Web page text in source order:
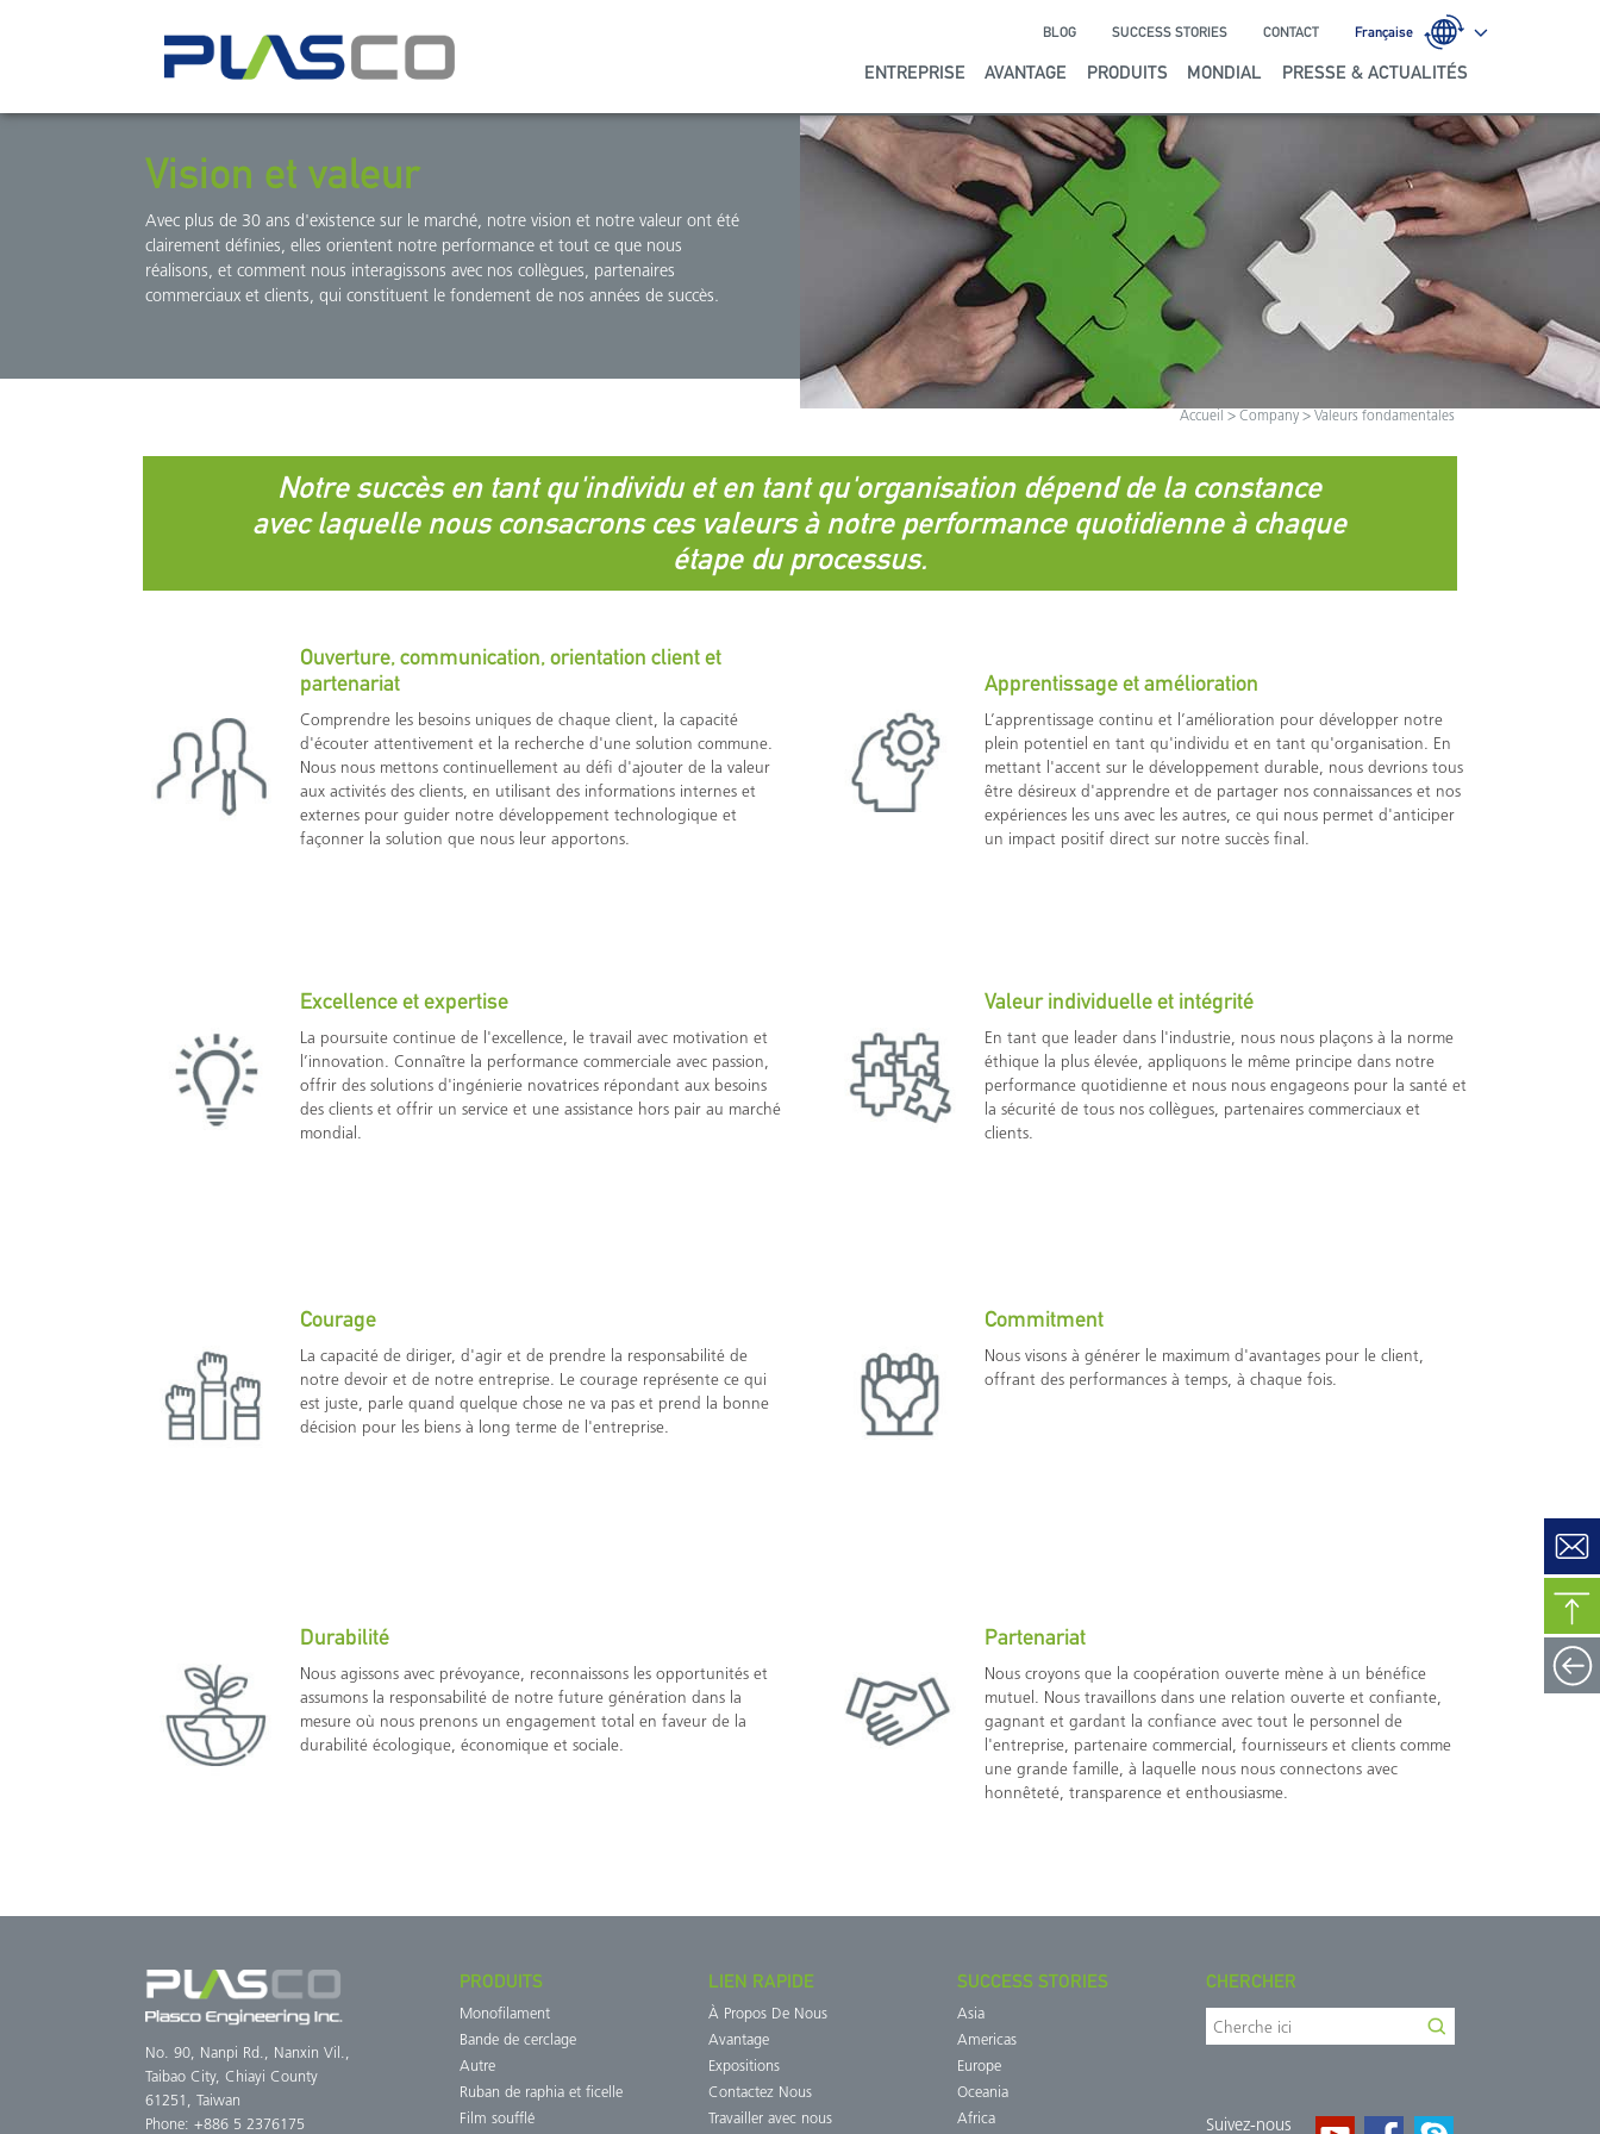
Française
CONTACT
SUCCESS STORIES
BLOG
ENTREPRISE AVANTAGE PRODUITS MONDIAL PRESSE & ACTUALITÉS
Vision et valeur
Avec plus de 30 ans d'existence sur le marché, notre vision et notre valeur ont été
clairement définies, elles orientent notre performance et tout ce que nous
réalisons, et comment nous interagissons avec nos collègues, partenaires
commerciaux et clients, qui constituent le fondement de nos années de succès.
Accueil > Company > Valeurs fondamentales
Notre succès en tant qu'individu et en tant qu'organisation dépend de la constance
avec laquelle nous consacrons ces valeurs à notre performance quotidienne à chaque
étape du processus.
Ouverture, communication, orientation client et
partenariat
Comprendre les besoins uniques de chaque client, la capacité
d'écouter attentivement et la recherche d'une solution commune.
Nous nous mettons continuellement au défi d'ajouter de la valeur
aux activités des clients, en utilisant des informations internes et
externes pour guider notre développement technologique et
façonner la solution que nous leur apportons.
Apprentissage et amélioration
L’apprentissage continu et l’amélioration pour développer notre
plein potentiel en tant qu'individu et en tant qu'organisation. En
mettant l'accent sur le développement durable, nous devrions tous
être désireux d'apprendre et de partager nos connaissances et nos
expériences les uns avec les autres, ce qui nous permet d'anticiper
un impact positif direct sur notre succès final.
Excellence et expertise
La poursuite continue de l'excellence, le travail avec motivation et
l’innovation. Connaître la performance commerciale avec passion,
offrir des solutions d'ingénierie novatrices répondant aux besoins
des clients et offrir un service et une assistance hors pair au marché
mondial.
Valeur individuelle et intégrité
En tant que leader dans l'industrie, nous nous plaçons à la norme
éthique la plus élevée, appliquons le même principe dans notre
performance quotidienne et nous nous engageons pour la santé et
la sécurité de tous nos collègues, partenaires commerciaux et
clients.
Courage
La capacité de diriger, d'agir et de prendre la responsabilité de
notre devoir et de notre entreprise. Le courage représente ce qui
est juste, parle quand quelque chose ne va pas et prend la bonne
décision pour les biens à long terme de l'entreprise.
Commitment
Nous visons à générer le maximum d'avantages pour le client,
offrant des performances à temps, à chaque fois.
Durabilité
Nous agissons avec prévoyance, reconnaissons les opportunités et
assumons la responsabilité de notre future génération dans la
mesure où nous prenons un engagement total en faveur de la
durabilité écologique, économique et sociale.
Partenariat
Nous croyons que la coopération ouverte mène à un bénéfice
mutuel. Nous travaillons dans une relation ouverte et confiante,
gagnant et gardant la confiance avec tout le personnel de
l'entreprise, partenaire commercial, fournisseurs et clients comme
une grande famille, à laquelle nous nous connectons avec
honnêteté, transparence et enthousiasme.
No. 90, Nanpi Rd., Nanxin Vil.,
Taibao City, Chiayi County
61251, Taiwan
Phone: +886 5 2376175
PRODUITS
Monofilament
Bande de cerclage
Autre
Ruban de raphia et ficelle
Film soufflé
LIEN RAPIDE
À Propos De Nous
Avantage
Expositions
Contactez Nous
Travailler avec nous
SUCCESS STORIES
Asia
Americas
Europe
Oceania
Africa
CHERCHER
Suivez-nous